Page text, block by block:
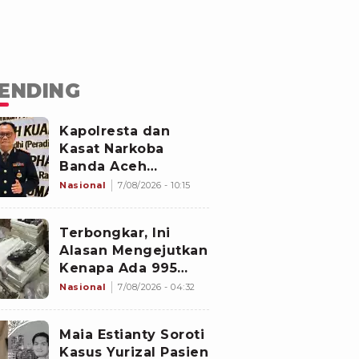
Kapolresta dan
Kasat Narkoba
Banda Aceh
Diperiksa
Nasional 7/08/2026 - 10:15
Terbongkar, Ini
Alasan Mengejutkan
Kenapa Ada 995
Senjata di Dalam
Nasional 7/08/2026 - 04:32
Maia Estianty Soroti
Kasus Yurizal Pasien